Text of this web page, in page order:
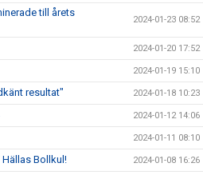
till årets
2024-01-23 08:52
2024-01-20 17:52
2024-01-19 15:10
resultat" 2024-01-18 10:23
2024-01-12 14:06
2024-01-11 08:10
Hällas Bollkul! 2024-01-08 16:26